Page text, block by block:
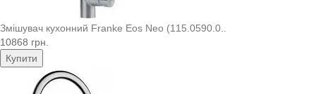
Змішувач кухонний Franke Eos Neo (115.0590.0..
10868 грн.
Купити